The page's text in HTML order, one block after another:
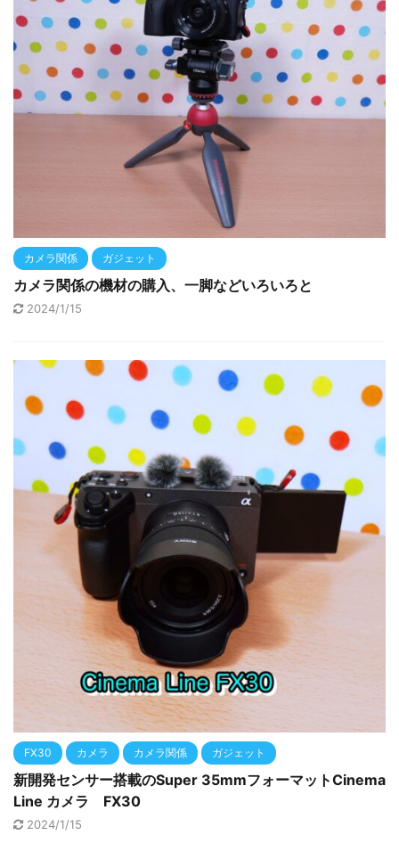
カメラ関係 ガジェット
カメラ関係の機材の購入、一脚などいろいろと
2024/1/15
FX30 カメラ カメラ関係 ガジェット
新開発センサー搭載のSuper 35mmフォーマットCinema
Line カメラ FX30
2024/1/15